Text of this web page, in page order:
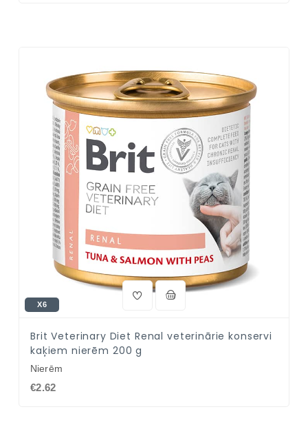
X6
Brit Veterinary Diet Renal veterinārie konservi
kaķiem nierēm 200 g
Nierēm
€2.62